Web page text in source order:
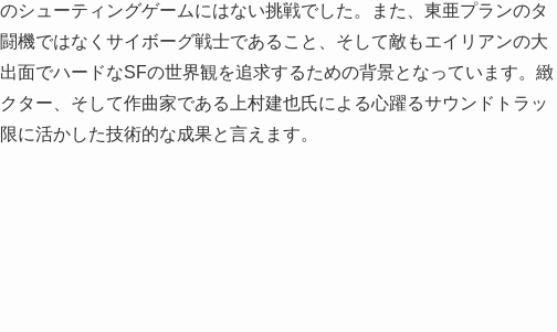
シューティングゲームにはない挑戦でした。また、東亜プランのタ
機ではなくサイボーグ戦士であること、そして敵もエイリアンの大
面でハードなSFの世界観を追求するための背景となっています。緻
ター、そして作曲家である上村建也氏による心躍るサウンドトラッ
に活かした技術的な成果と言えます。